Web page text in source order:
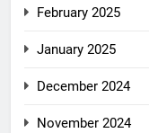
February 2025
January 2025
December 2024
November 2024